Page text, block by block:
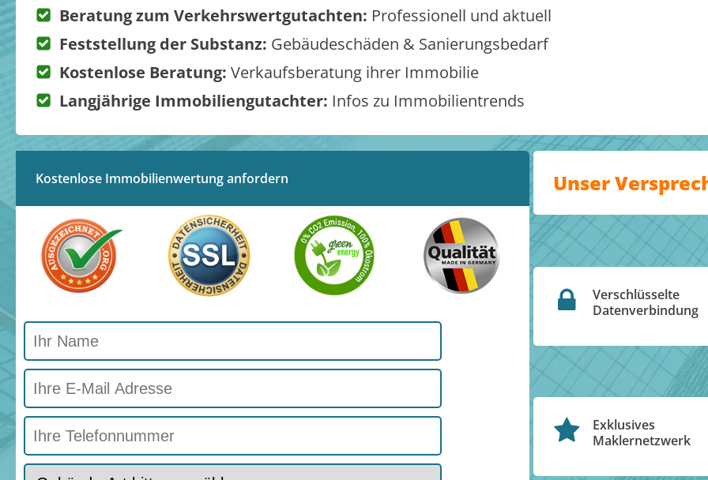
Beratung zum Verkehrswertgutachten: Professionell und aktuell
Feststellung der Substanz: Gebäudeschäden & Sanierungsbedarf
Kostenlose Beratung: Verkaufsberatung ihrer Immobilie
Langjährige Immobiliengutachter: Infos zu Immobilientrends
Kostenlose Immobilienwertung anfordern Unser
Verschlüsselte
Datenverbindung
Exklusives
Maklernetzwerk